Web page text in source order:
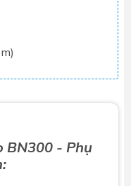
BN300 - Phụ